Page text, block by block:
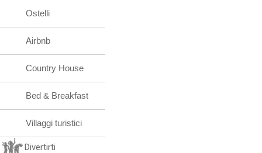
Ostelli
Airbnb
Country House
Bed & Breakfast
Villaggi turistici
Divertirti